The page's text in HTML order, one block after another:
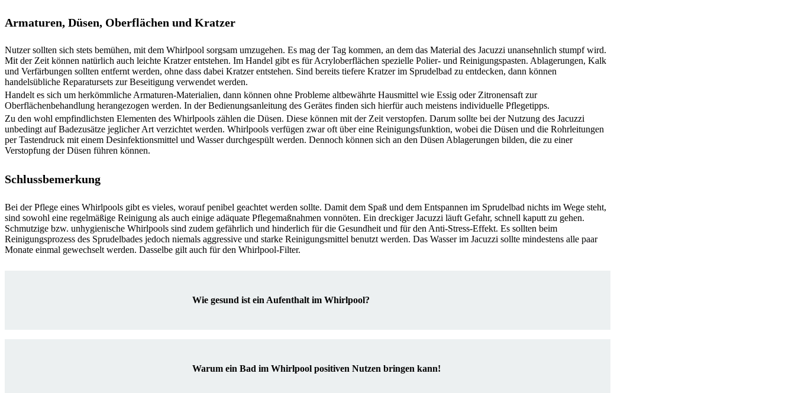
Armaturen, Düsen, Oberflächen und Kratzer
Nutzer sollten sich stets bemühen, mit dem Whirlpool sorgsam umzugehen. Es mag der Tag kommen, an dem das Material des Jacuzzi unansehnlich stumpf wird.
Mit der Zeit können natürlich auch leichte Kratzer entstehen. Im Handel gibt es für Acryloberflächen spezielle Polier- und Reinigungspasten. Ablagerungen, Kalk
und Verfärbungen sollten entfernt werden, ohne dass dabei Kratzer entstehen. Sind bereits tiefere Kratzer im Sprudelbad zu entdecken, dann können
handelsübliche Reparatursets zur Beseitigung verwendet werden.
Handelt es sich um herkömmliche Armaturen-Materialien, dann können ohne Probleme altbewährte Hausmittel wie Essig oder Zitronensaft zur
Oberflächenbehandlung herangezogen werden. In der Bedienungsanleitung des Gerätes finden sich hierfür auch meistens individuelle Pflegetipps.
Zu den wohl empfindlichsten Elementen des Whirlpools zählen die Düsen. Diese können mit der Zeit verstopfen. Darum sollte bei der Nutzung des Jacuzzi
unbedingt auf Badezusätze jeglicher Art verzichtet werden. Whirlpools verfügen zwar oft über eine Reinigungsfunktion, wobei die Düsen und die Rohrleitungen
per Tastendruck mit einem Desinfektionsmittel und Wasser durchgespült werden. Dennoch können sich an den Düsen Ablagerungen bilden, die zu einer
Verstopfung der Düsen führen können.
Schlussbemerkung
Bei der Pflege eines Whirlpools gibt es vieles, worauf penibel geachtet werden sollte. Damit dem Spaß und dem Entspannen im Sprudelbad nichts im Wege steht,
sind sowohl eine regelmäßige Reinigung als auch einige adäquate Pflegemaßnahmen vonnöten. Ein dreckiger Jacuzzi läuft Gefahr, schnell kaputt zu gehen.
Schmutzige bzw. unhygienische Whirlpools sind zudem gefährlich und hinderlich für die Gesundheit und für den Anti-Stress-Effekt. Es sollten beim
Reinigungsprozess des Sprudelbades jedoch niemals aggressive und starke Reinigungsmittel benutzt werden. Das Wasser im Jacuzzi sollte mindestens alle paar
Monate einmal gewechselt werden. Dasselbe gilt auch für den Whirlpool-Filter.
Wie gesund ist ein Aufenthalt im Whirlpool?
Warum ein Bad im Whirlpool positiven Nutzen bringen kann!